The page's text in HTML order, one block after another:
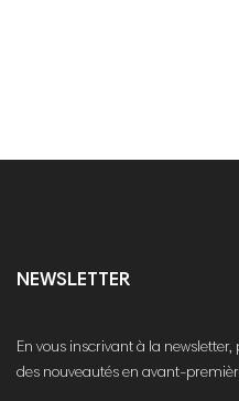
NEWSLETTER
En vous inscrivant à la
des nouveautés en avant-